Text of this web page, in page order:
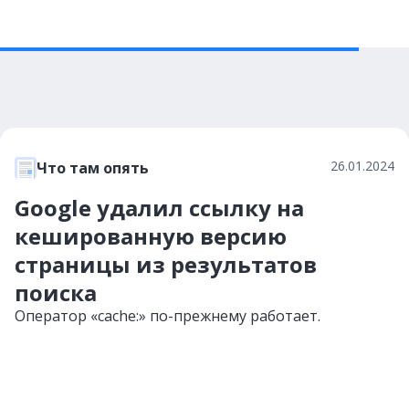
Что там опять 26.01.2024
Google удалил ссылку на
кешированную версию
страницы из результатов
поиска
Оператор «cache:» по-прежнему работает.